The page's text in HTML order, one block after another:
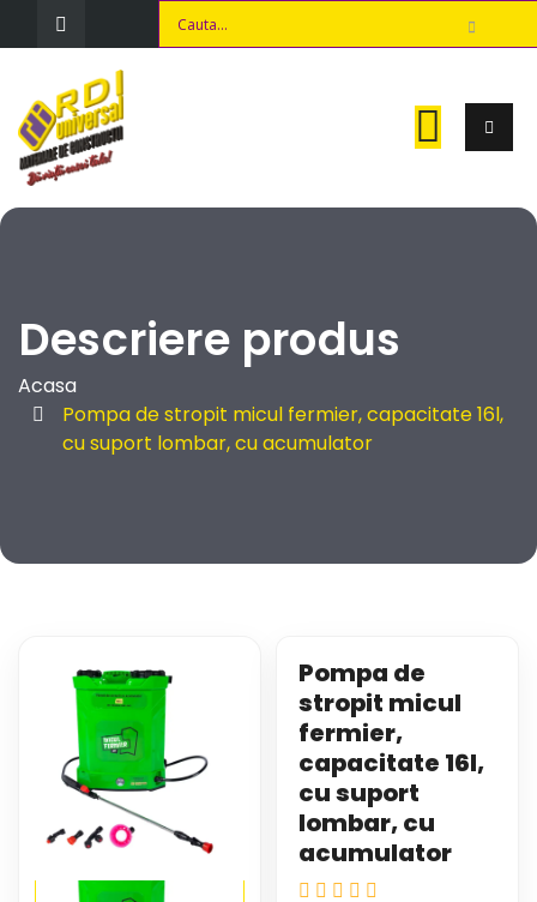
Descriere produs
Acasa
Pompa de stropit micul fermier, capacitate 16l,
cu suport lombar, cu acumulator
Pompa de
stropit micul
fermier,
capacitate 16l,
cu suport
lombar, cu
acumulator